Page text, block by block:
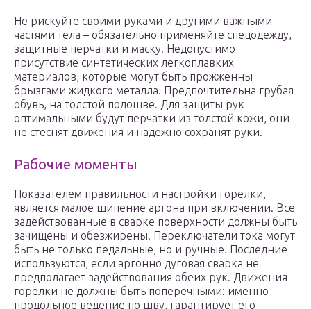
Не рискуйте своими руками и другими важными
частями тела – обязательно применяйте спецодежду,
защитные перчатки и маску. Недопустимо
присутствие синтетических легкоплавких
материалов, которые могут быть прожженны
брызгами жидкого металла. Предпочтительна грубая
обувь, на толстой подошве. Для защиты рук
оптимальными будут перчатки из толстой кожи, они
не стеснят движения и надежно сохранят руки.
Рабочие моменты
Показателем правильности настройки горелки,
является малое шипение аргона при включении. Все
задействованные в сварке поверхности должны быть
зачищены и обезжирены. Переключатели тока могут
быть не только педальные, но и ручные. Последние
используются, если аргонно дуговая сварка не
предполагает задействования обеих рук. Движения
горелки не должны быть поперечными: именно
продольное ведение по шву, гарантирует его